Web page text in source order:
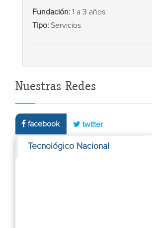
Fundación: 1 a 3 años
Tipo: Servicios
Nuestras Redes
facebook twitter
Tecnológico Nacional